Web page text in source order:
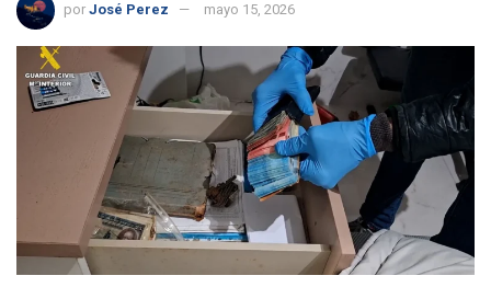
por José Perez mayo 15, 2026